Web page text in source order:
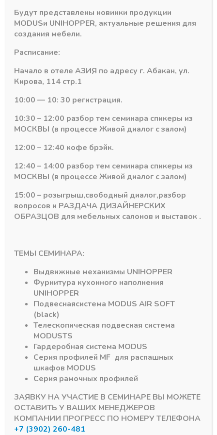
TOP STAY SQ/SF фри флеп
medium индекс 960-
2035 (h-250-500)с
загл. серый
В наличии
PUSH индекс 1800-
2-кг) с загл. серый
В наличии
Подпишитесь на рассылку акций
#MODUS
#DRAGON-BOX 1
© 2026 ПРОГРЕСС - комплектующие для мебели
Будут представлены новинки продукции
MODUSи UNIHOPPER, актуальные решения для
создания мебели.
Расписание:
Начало в отеле АЗИЯ по адресу г. Абакан, ул.
Кирова, 114 стр.1
10:00 — 10: 30 регистрация.
10:30 – 12:00 разбор тем семинара спикеры из
МОСКВЫ (в процессе Живой диалог с залом)
12:00 – 12:40 кофе брэйк.
12:40 – 14:00 разбор тем семинара спикеры из
МОСКВЫ (в процессе Живой диалог с залом)
15:00 – розыгрыш,свободный диалог,разбор
вопросов и РАЗДАЧА ДИЗАЙНЕРСКИХ
ОБРАЗЦОВ для мебельных салонов и выставок .
ТЕМЫ СЕМИНАРА:
Выдвижные механизмы UNIHOPPER
Фурнитура кухонного наполнения
UNIHOPPER
Подвеснаясистема MODUS AIR SOFT
(black)
Телескопическая подвесная система
MODUSTS
Гардеробная система MODUS
Серия профилей MF для распашных
шкафов MODUS
Серия рамочных профилей
ЗАЯВКУ НА УЧАСТИЕ В СЕМИНАРЕ ВЫ МОЖЕТЕ
ОСТАВИТЬ У ВАШИХ МЕНЕДЖЕРОВ
КОМПАНИИ ПРОГРЕСС ПО НОМЕРУ ТЕЛЕФОНА
+7 (3902) 260-481
Мы используем куки для наилучшего представления
нашего сайта. Если Вы продолжите использовать сайт, мы
будем считать что Вас это устраивает.